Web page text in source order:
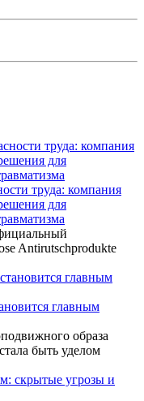
труда: компания
для
Antirutschprodukte
главным
образа
быть уделом